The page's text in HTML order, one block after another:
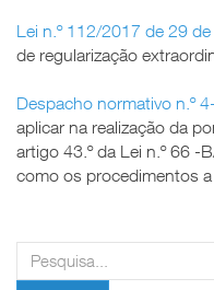
Lei n.º 112/2017 de 29
de regularização
Despacho normativo n.º
aplicar na realização da
artigo 43.º da Lei n.º 66 -
como os procedimentos a
pesquisar